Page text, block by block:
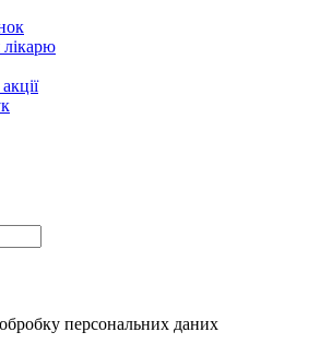
лікарю
персональних даних